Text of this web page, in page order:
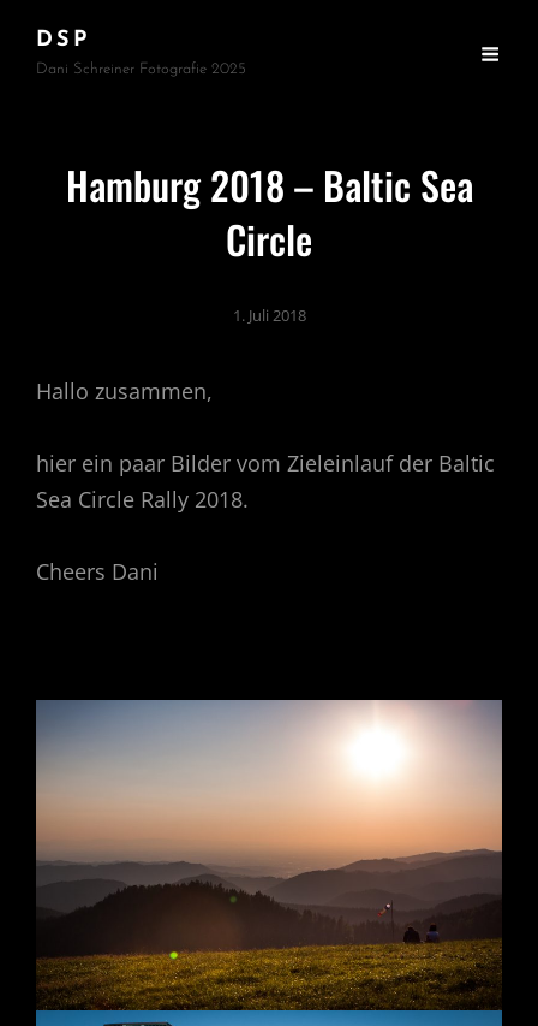
DSP
Dani Schreiner Fotografie 2025
Hamburg 2018 – Baltic Sea
Circle
1. Juli 2018
Hallo zusammen,
hier ein paar Bilder vom Zieleinlauf der Baltic
Sea Circle Rally 2018.
Cheers Dani